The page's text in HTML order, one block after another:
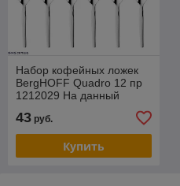
Набор кофейных ложек
BergHOFF Quadro 12 пр
1212029 На данный
товар возможна скидка .
Звоните !
43 руб.
Купить